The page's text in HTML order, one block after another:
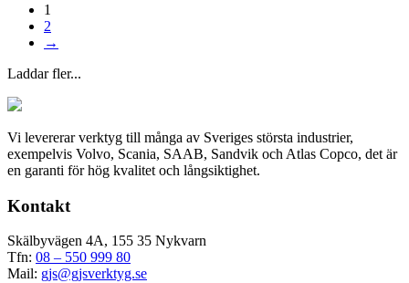
väljas
på
produktsidan
1
2
→
Laddar fler...
Vi levererar verktyg till många av Sveriges största industrier,
exempelvis Volvo, Scania, SAAB, Sandvik och Atlas Copco, det är
en garanti för hög kvalitet och långsiktighet.
Kontakt
Skälbyvägen 4A, 155 35 Nykvarn
Tfn: 08 – 550 999 80
Mail: gjs@gjsverktyg.se